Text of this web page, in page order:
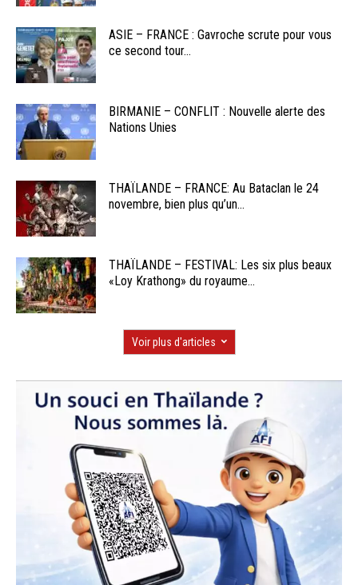
ASIE – FRANCE : Gavroche scrute pour vous
ce second tour...
BIRMANIE – CONFLIT : Nouvelle alerte des
Nations Unies
THAÏLANDE – FRANCE: Au Bataclan le 24
novembre, bien plus qu’un...
THAÏLANDE – FESTIVAL: Les six plus beaux
«Loy Krathong» du royaume...
Voir plus d'articles